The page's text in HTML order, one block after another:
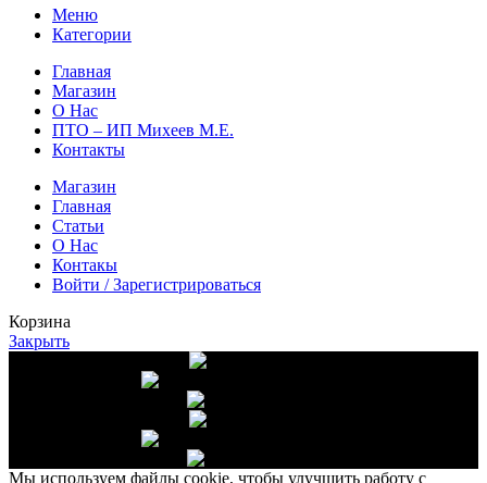
Меню
Категории
Главная
Магазин
О Нас
ПТО – ИП Михеев М.Е.
Контакты
Магазин
Главная
Статьи
О Нас
Контакы
Войти / Зарегистрироваться
Корзина
Закрыть
Мы используем файлы cookie, чтобы улучшить работу с